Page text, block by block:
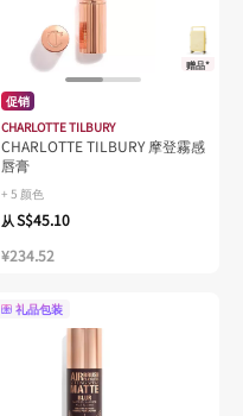
赠品*
促销
CHARLOTTE TILBURY
CHARLOTTE TILBURY 摩登霧感
唇膏
+ 5 颜色
从S$45.10
¥234.52
礼品包装